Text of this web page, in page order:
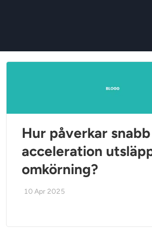
Hur påverkar snabb
acceleration
omkörning?
10 Apr 2025